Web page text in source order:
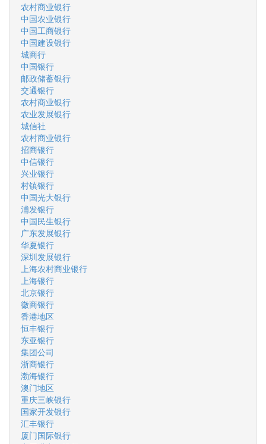
农村商业银行
中国农业银行
中国工商银行
中国建设银行
城商行
中国银行
邮政储蓄银行
交通银行
农村商业银行
农业发展银行
城信社
农村商业银行
招商银行
中信银行
兴业银行
村镇银行
中国光大银行
浦发银行
中国民生银行
广东发展银行
华夏银行
深圳发展银行
上海农村商业银行
上海银行
北京银行
徽商银行
香港地区
恒丰银行
东亚银行
集团公司
浙商银行
渤海银行
澳门地区
重庆三峡银行
国家开发银行
汇丰银行
厦门国际银行